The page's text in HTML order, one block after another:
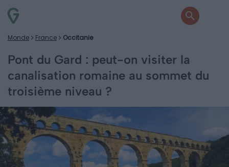
Monde France Occitanie
Pont du Gard : peut-on visiter la
canalisation romaine au sommet du
troisième niveau ?